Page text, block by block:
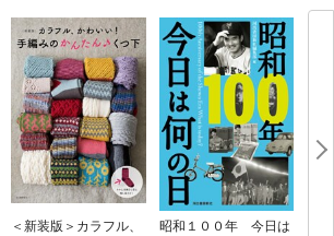
＜新装版＞カラフル、
昭和１００年 今日は